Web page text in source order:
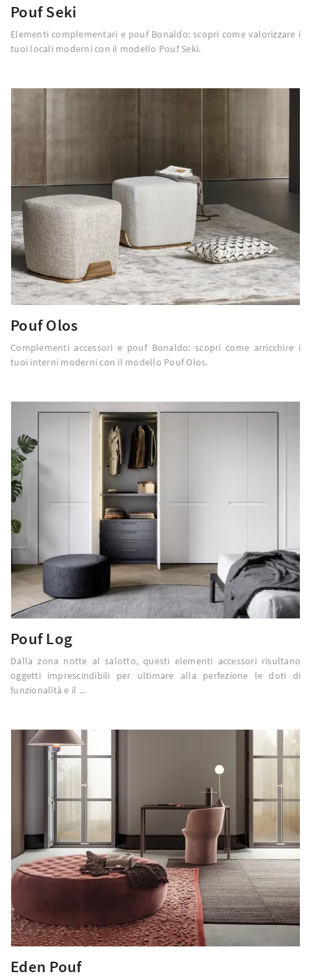
Pouf Seki
Elementi complementari e pouf Bonaldo: scopri come valorizzare i
tuoi locali moderni con il modello Pouf Seki.
Pouf Olos
Complementi accessori e pouf Bonaldo: scopri come arricchire i
tuoi interni moderni con il modello Pouf Olos.
Pouf Log
Dalla zona notte al salotto, questi elementi accessori risultano
oggetti imprescindibili per ultimare alla perfezione le doti di
funzionalità e il ...
Eden Pouf